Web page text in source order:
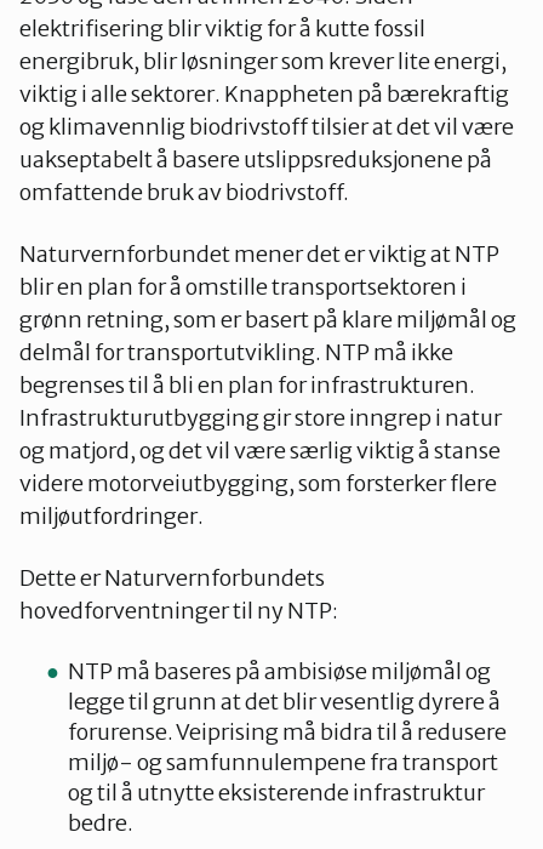
Rogaland
elektrifisering blir viktig for å kutte fossil
energibruk, blir løsninger som krever lite energi,
viktig i alle sektorer. Knappheten på bærekraftig
og klimavennlig biodrivstoff tilsier at det vil være
uakseptabelt å basere utslippsreduksjonene på
omfattende bruk av biodrivstoff.
Naturvernforbundet mener det er viktig at NTP
blir en plan for å omstille transportsektoren i
grønn retning, som er basert på klare miljømål og
delmål for transportutvikling. NTP må ikke
begrenses til å bli en plan for infrastrukturen.
Infrastrukturutbygging gir store inngrep i natur
og matjord, og det vil være særlig viktig å stanse
videre motorveiutbygging, som forsterker flere
miljøutfordringer.
Dette er Naturvernforbundets
hovedforventninger til ny NTP:
NTP må baseres på ambisiøse miljømål og
legge til grunn at det blir vesentlig dyrere å
forurense. Veiprising må bidra til å redusere
miljø- og samfunnulempene fra transport
og til å utnytte eksisterende infrastruktur
bedre.